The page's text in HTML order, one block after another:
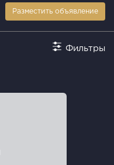
Разместить объявление
Фильтры